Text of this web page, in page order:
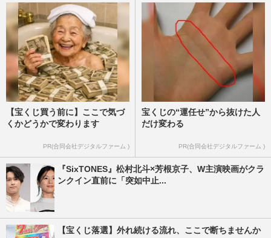
【宝くじ買う前に】ここで気づ
くかどうかで変わります
PR(合同会社デジタルファーム )
宝くじの“運任せ”から抜けた人
だけ変わる
PR(合同会社デジタルファーム )
『SixTONES』松村北斗×芳根京子、W主演映画がクラ
ンクイン直前に「突如中止...
【宝くじ落選】外れ続ける流れ、ここで断ちませんか